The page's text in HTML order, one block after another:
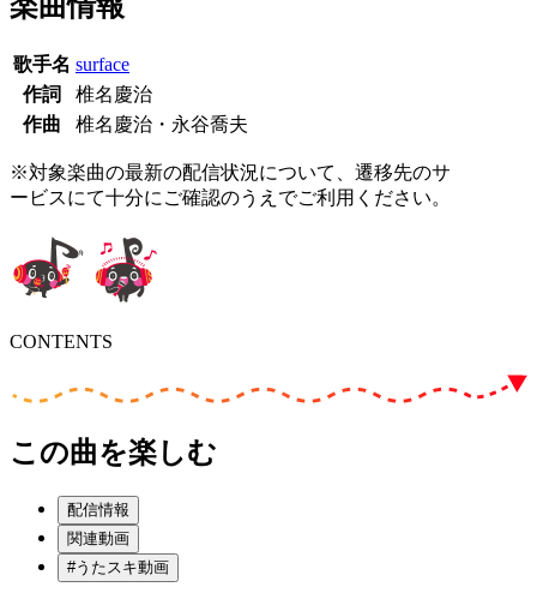
歌手名 surface
作詞
椎名慶治
作曲
椎名慶治・永谷喬夫
※対象楽曲の最新の配信状況について、遷移先のサ
ービスにて十分にご確認のうえでご利用ください。
CONTENTS
この曲を楽しむ
配信情報
関連動画
#うたスキ動画